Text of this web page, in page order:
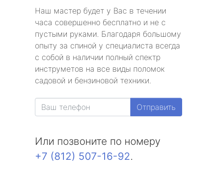
Наш мастер будет у Вас в течении
часа совершенно бесплатно и не с
пустыми руками. Благодаря большому
опыту за спиной у специалиста всегда
с собой в наличии полный спектр
инструметов на все виды поломок
садовой и бензиновой техники.
Отправить
Или позвоните по номеру
+7 (812) 507-16-92.